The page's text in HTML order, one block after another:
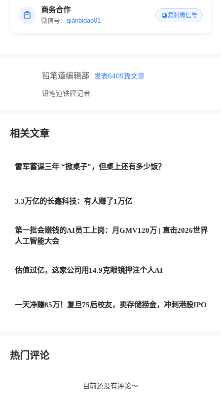
商务合作
微信号： qianbidao01
复制微信号
铅笔道编辑部 发表6409篇文章
铅笔道铁牌记者
相关文章
雷军蓄谋三年 “掀桌子”，但桌上还有多少饭？
3.3万亿的长鑫科技：有人赚了1万亿
第一批会赚钱的AI员工上岗：月GMV120万 | 直击2026世界
人工智能大会
估值过亿，这家公司用14.9克眼镜押注个人AI
一天净赚85万！复旦75后校友，卖存储捞金，冲刺港股IPO
热门评论
目前还没有评论～